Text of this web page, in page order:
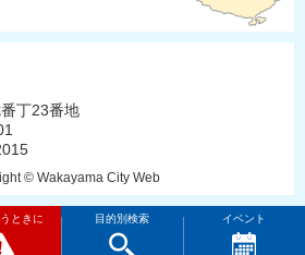
ときに 目的別検索 イベント
丁23番地
© Wakayama City Web